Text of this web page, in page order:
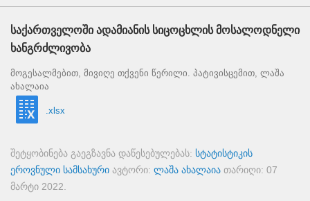
საქართველოში ადამიანის სიცოცხლის მოსალოდნელი
ხანგრძლივობა
მოგესალმებით, მივიღე თქვენი წერილი. პატივისცემით, ლაშა
ახალაია
.xlsx
შეტყობინება გაეგზავნა დაწესებულებას: სტატისტიკის
ეროვნული სამსახური ავტორი: ლაშა ახალაია თარიღი: 07
მარტი 2022.